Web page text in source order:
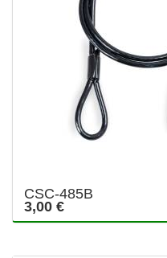
CSC-485B
3,00 €